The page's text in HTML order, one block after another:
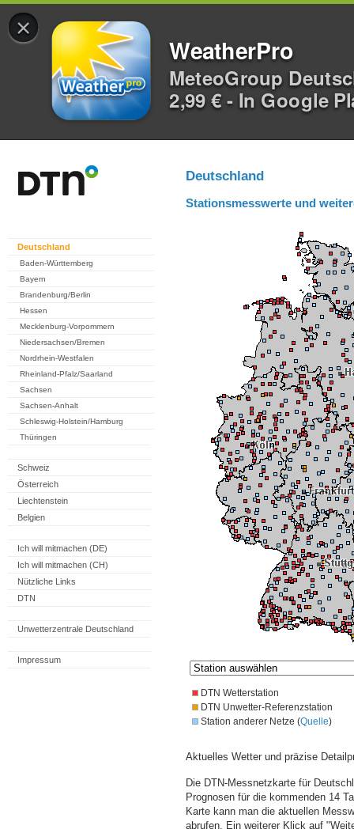
×
WeatherPro
MeteoGroup
2,99 € - In Google
Deutschland
Baden-Württemberg
Bayern
Brandenburg/Berlin
Hessen
Mecklenburg-Vorpommern
Niedersachsen/Bremen
Nordrhein-Westfalen
Rheinland-Pfalz/Saarland
Sachsen
Sachsen-Anhalt
Schleswig-Holstein/Hamburg
Thüringen
Schweiz
Österreich
Liechtenstein
Belgien
Ich will mitmachen (DE)
Ich will mitmachen (CH)
Nützliche Links
DTN
Unwetterzentrale Deutschland
Impressum
Deutschland
Stationsmesswerte und
DTN Wetterstation
DTN Unwetter-Referenzstation
Station anderer Netze (Quelle)
Aktuelles Wetter und präzise
Die DTN-Messnetzkarte für
Prognosen für die kommenden 14
Karte kann man die aktuellen
abrufen. Ein weiterer Klick auf